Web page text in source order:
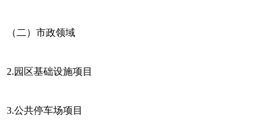
（二）市政领域
2.园区基础设施项目
3.公共停车场项目